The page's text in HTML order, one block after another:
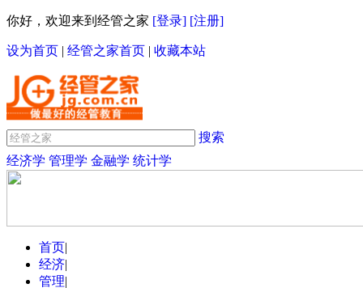
你好，欢迎来到经管之家 [登录] [注册]
设为首页 | 经管之家首页 | 收藏本站
搜索
经济学 管理学 金融学 统计学
首页|
经济|
管理|